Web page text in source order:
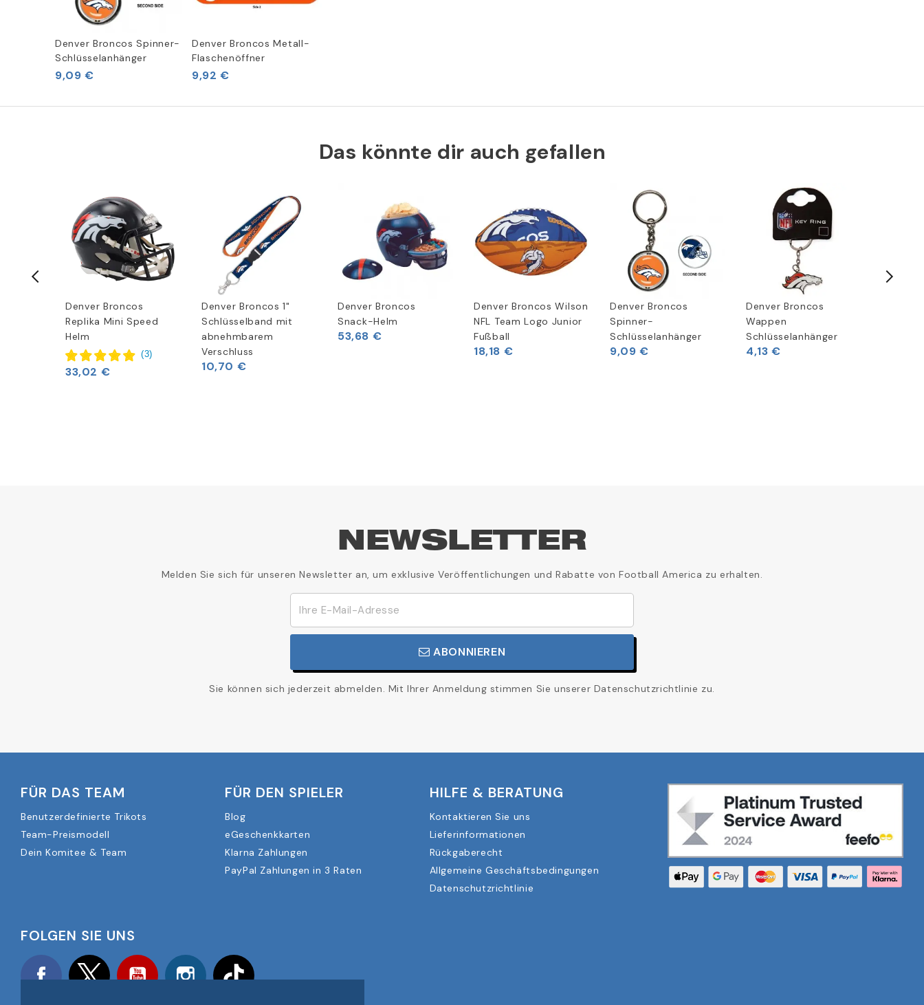
Denver Broncos Spinner-
Schlüsselanhänger
9,09 €
Denver Broncos Metall-
Flaschenöffner
9,92 €
Das könnte dir auch gefallen
Denver Broncos
Replika Mini Speed
Helm
(3)
33,02 €
Denver Broncos 1"
Schlüsselband mit
abnehmbarem
Verschluss
10,70 €
Denver Broncos
Snack-Helm
53,68 €
Denver Broncos Wilson
NFL Team Logo Junior
Fußball
18,18 €
Denver Broncos
Spinner-
Schlüsselanhänger
9,09 €
Denver Broncos
Wappen
Schlüsselanhänger
4,13 €
NEWSLETTER
Melden Sie sich für unseren Newsletter an, um exklusive Veröffentlichungen und Rabatte von Football America zu erhalten.
ABONNIEREN
Sie können sich jederzeit abmelden. Mit Ihrer Anmeldung stimmen Sie unserer Datenschutzrichtlinie zu.
FÜR DAS TEAM
Benutzerdefinierte Trikots
Team-Preismodell
Dein Komitee & Team
FÜR DEN SPIELER
Blog
eGeschenkkarten
Klarna Zahlungen
PayPal Zahlungen in 3 Raten
HILFE & BERATUNG
Kontaktieren Sie uns
Lieferinformationen
Rückgaberecht
Allgemeine Geschäftsbedingungen
Datenschutzrichtlinie
FOLGEN SIE UNS
Facebook Twitter YouTube Instagram